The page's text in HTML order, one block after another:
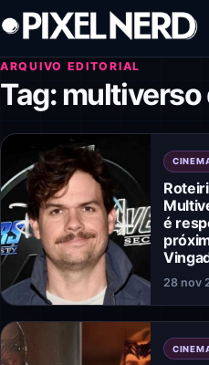
Pular para o conteúdo
ARQUIVO EDITORIAL
Tag: multiverso
é
28 nov